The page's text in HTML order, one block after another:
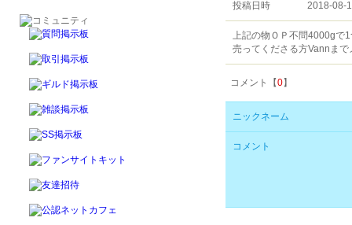
投稿日時
2018-08-
上記の物ＯＰ不問4000gで
売ってくださる方Vannま
コメント【0】
ニックネーム
コメント